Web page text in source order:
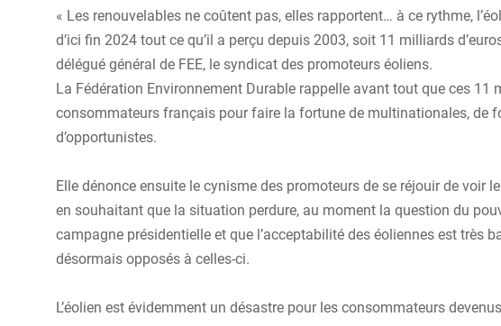
« Les renouvelables ne coûtent pas, elles rapportent… à ce rythme,
d’ici fin 2024 tout ce qu’il a perçu depuis 2003, soit 11 milliards
délégué général de FEE, le syndicat des promoteurs éoliens.
La Fédération Environnement Durable rappelle avant tout que ces 11
consommateurs français pour faire la fortune de multinationales, de
d’opportunistes.
Elle dénonce ensuite le cynisme des promoteurs de se réjouir de voir
en souhaitant que la situation perdure, au moment la question du
campagne présidentielle et que l’acceptabilité des éoliennes est très
désormais opposés à celles-ci.
L’éolien est évidemment un désastre pour les consommateurs